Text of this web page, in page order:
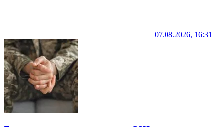
07.08.2026, 16:31